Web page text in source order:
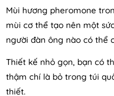
Mùi hương pheromone
mùi cơ thể tạo nên một
người đàn ông nào có thể
Thiết kế nhỏ gọn, bạn có
thậm chí là bỏ trong túi
thiết.